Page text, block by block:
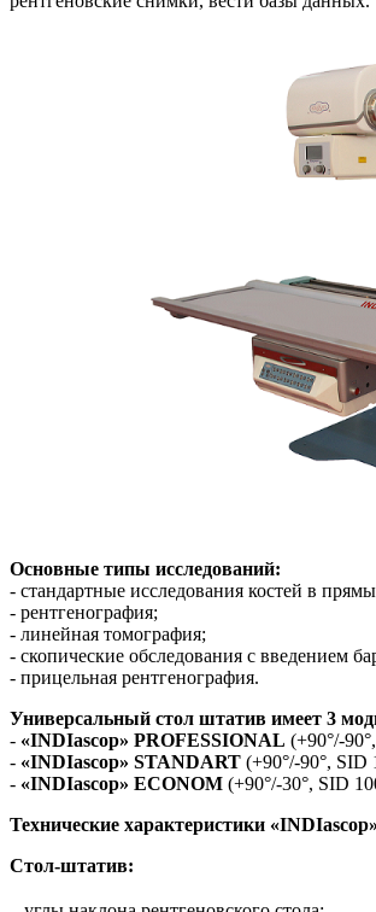
Основные типы исследований:
- стандартные исследования костей в
- рентгенография;
- линейная томография;
- скопические обследования с введением
- прицельная рентгенография.
Универсальный стол штатив имеет 3
- «INDIascop» PROFESSIONAL (+90°/-
- «INDIascop» STANDART (+90°/-90°, SID
- «INDIascop» ECONOM (+90°/-30°, SID
Технические характеристики
Стол-штатив: